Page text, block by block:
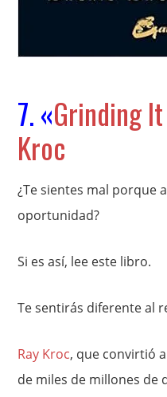
7. «Grinding
Kroc
¿Te sientes mal porque
oportunidad?
Si es así, lee este libro.
Te sentirás diferente al
Ray Kroc, que convirtió a
de miles de millones de